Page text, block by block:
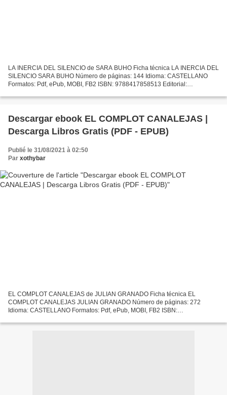
LA INERCIA DEL SILENCIO de SARA BUHO Ficha técnica LA INERCIA DEL
SILENCIO SARA BUHO Número de páginas: 144 Idioma: CASTELLANO
Formatos: Pdf, ePub, MOBI, FB2 ISBN: 9788417858513 Editorial:
Descargar ebook EL COMPLOT CANALEJAS |
Descarga Libros Gratis (PDF - EPUB)
Publié le 31/08/2021 à 02:50
Par xothybar
EL COMPLOT CANALEJAS de JULIAN GRANADO Ficha técnica EL
COMPLOT CANALEJAS JULIAN GRANADO Número de páginas: 272
Idioma: CASTELLANO Formatos: Pdf, ePub, MOBI, FB2 ISBN:
eBook gratis Descarga...